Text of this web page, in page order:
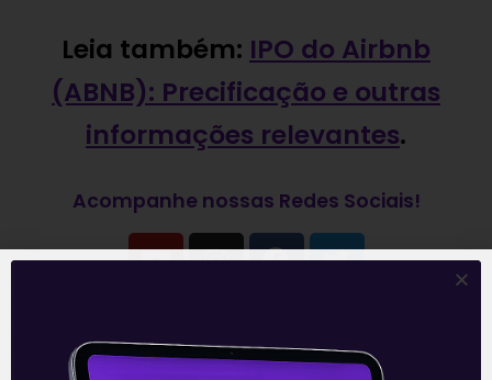
Leia também: IPO do Airbnb
(ABNB): Precificação e outras
informações relevantes.
Acompanhe nossas Redes Sociais!